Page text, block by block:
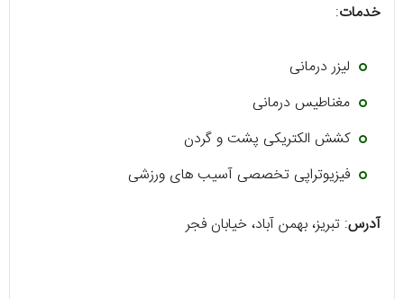
خدمات:
لیزر درمانی
مغناطیس درمانی
کشش الکتریکی پشت و گردن
فیزیوتراپی تخصصی آسیب های ورزشی
آدرس: تبریز، بهمن آباد، خیابان فجر